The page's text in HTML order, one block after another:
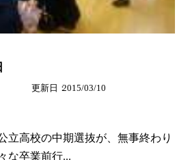
更新日 2015/03/10
立高校の中期選抜が、無事終わり
な卒業前行...